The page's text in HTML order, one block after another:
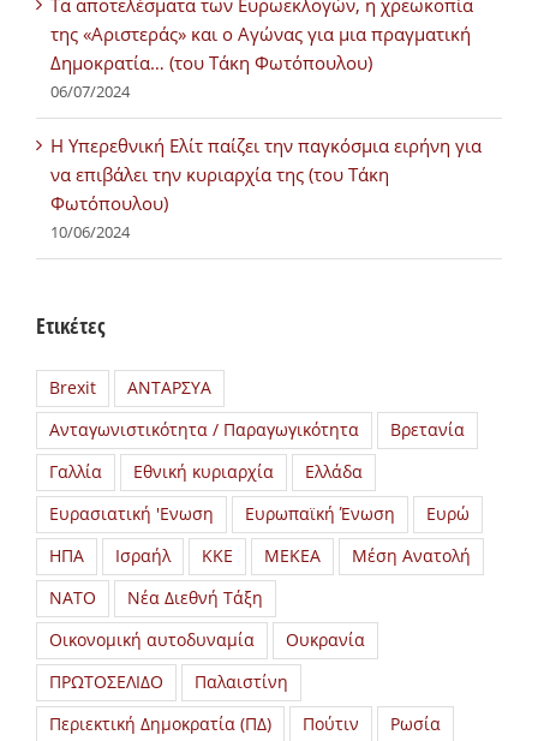
Τα αποτελέσματα των Ευρωεκλογών, η χρεωκοπία
της «Αριστεράς» και ο Αγώνας για μια πραγματική
Δημοκρατία… (του Τάκη Φωτόπουλου)
06/07/2024
H Υπερεθνική Ελίτ παίζει την παγκόσμια ειρήνη για
να επιβάλει την κυριαρχία της (του Τάκη
Φωτόπουλου)
10/06/2024
Ετικέτες
Brexit
ΑΝΤΑΡΣΥΑ
Ανταγωνιστικότητα / Παραγωγικότητα
Βρετανία
Γαλλία
Εθνική κυριαρχία
Ελλάδα
Ευρασιατική 'Ενωση
Ευρωπαϊκή Ένωση
Ευρώ
ΗΠΑ
Ισραήλ ΚΚΕ ΜΕΚΕΑ
Μέση Ανατολή
ΝΑΤΟ
Νέα Διεθνή Τάξη
Οικονομική αυτοδυναμία
Ουκρανία
ΠΡΩΤΟΣΕΛΙΔΟ
Παλαιστίνη
Περιεκτική Δημοκρατία (ΠΔ)
Πούτιν
Ρωσία